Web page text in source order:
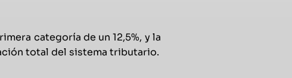
categoría de un 12,5%, y la
total del sistema tributario.